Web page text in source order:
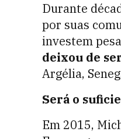
Durante
por suas
investem
deixou de
Argélia,
Será o
Em 2015,